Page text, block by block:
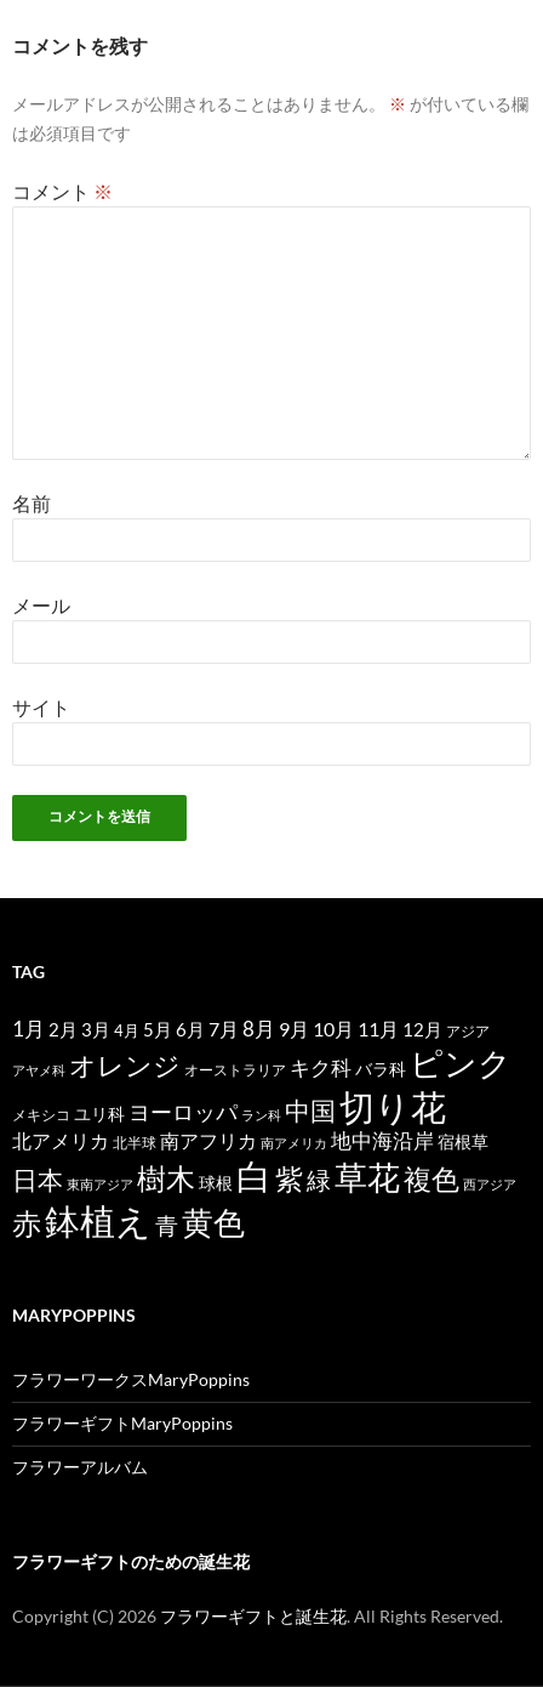
コメントを残す
メールアドレスが公開されることはありません。 ※ が付いている欄
は必須項目です
コメント ※
名前
メール
サイト
TAG
1月 2月 3月 4月 5月 6月 7月 8月 9月 10月 11月 12月 アジア
アヤメ科 オレンジ オーストラリア キク科バラ科 ピンク
メキシコ ユリ科 ヨーロッパ ラン科 中国切り花
北アメリカ 北半球 南アフリカ 南アメリカ 地中海沿岸 宿根草
日本 東南アジア 樹木 球根 白 紫緑草花複色 西アジア
赤鉢植え 青黄色
MARYPOPPINS
フラワーワークスMaryPoppins
フラワーギフトMaryPoppins
フラワーアルバム
フラワーギフトのための誕生花
Copyright (C) 2026 フラワーギフトと誕生花. All Rights Reserved.